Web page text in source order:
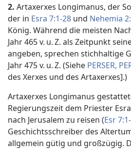
2. Artaxerxes Longimanus, der
der in Esra 7:1-28 und Nehemia
König. Während die meisten
Jahr 465 v. u. Z. als Zeitpunkt
angeben, sprechen stichhaltige
Jahr 475 v. u. Z. (Siehe PERSER,
des Xerxes und des Artaxerxes].)
Artaxerxes Longimanus
Regierungszeit dem Priester
nach Jerusalem zu reisen (Esr
Geschichtsschreiber des
allgemein gütig und großzügig.